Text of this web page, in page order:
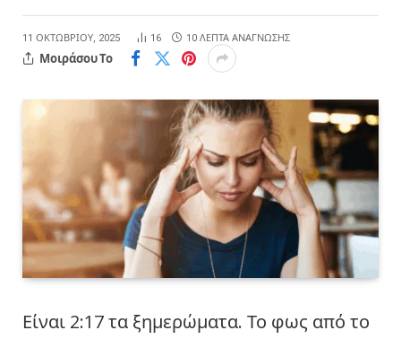
11 ΟΚΤΩΒΡΊΟΥ, 2025 16 10 ΛΕΠΤΆ ΑΝΆΓΝΩΣΗΣ
Μοιράσου Το
Είναι 2:17 τα ξημερώματα. Το φως από το